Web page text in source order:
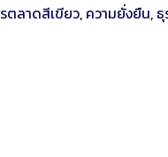
ตลาดสีเขียว, ความยั่งยืน,